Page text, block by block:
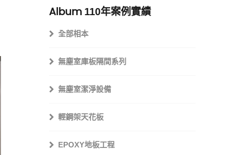
Album 110年案例實績
全部相本
無塵室庫板隔間系列
無塵室潔淨設備
輕鋼架天花板
EPOXY地板工程